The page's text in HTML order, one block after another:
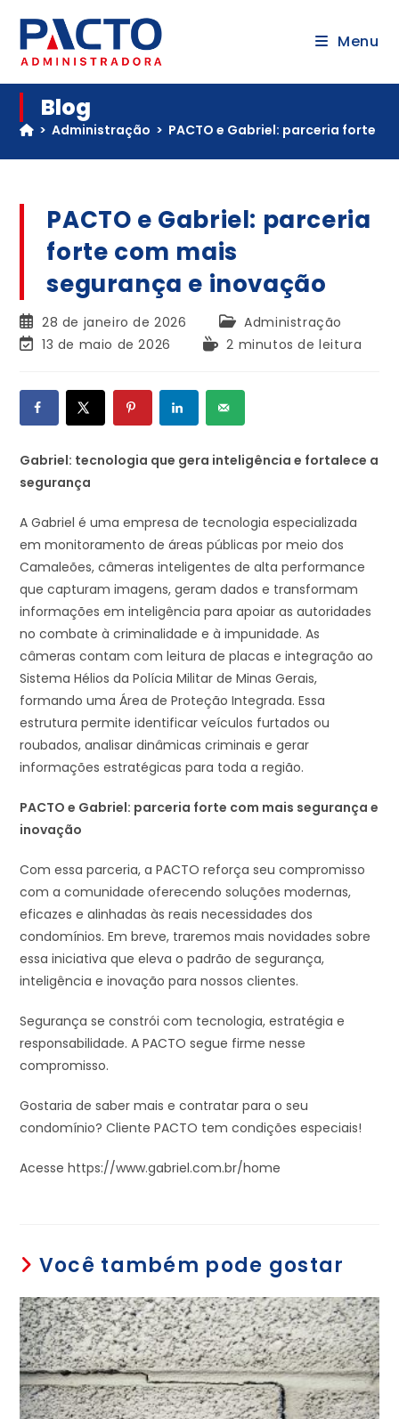
Menu
Blog
> Administração > PACTO e Gabriel: parceria forte
PACTO e Gabriel: parceria
forte com mais
segurança e inovação
28 de janeiro de 2026
Administração
13 de maio de 2026
2 minutos de leitura
Gabriel: tecnologia que gera inteligência e fortalece a
segurança
A Gabriel é uma empresa de tecnologia especializada
em monitoramento de áreas públicas por meio dos
Camaleões, câmeras inteligentes de alta performance
que capturam imagens, geram dados e transformam
informações em inteligência para apoiar as autoridades
no combate à criminalidade e à impunidade. As
câmeras contam com leitura de placas e integração ao
Sistema Hélios da Polícia Militar de Minas Gerais,
formando uma Área de Proteção Integrada. Essa
estrutura permite identificar veículos furtados ou
roubados, analisar dinâmicas criminais e gerar
informações estratégicas para toda a região.
PACTO e Gabriel: parceria forte com mais segurança e
inovação
Com essa parceria, a PACTO reforça seu compromisso
com a comunidade oferecendo soluções modernas,
eficazes e alinhadas às reais necessidades dos
condomínios. Em breve, traremos mais novidades sobre
essa iniciativa que eleva o padrão de segurança,
inteligência e inovação para nossos clientes.
Segurança se constrói com tecnologia, estratégia e
responsabilidade. A PACTO segue firme nesse
compromisso.
Gostaria de saber mais e contratar para o seu
condomínio? Cliente PACTO tem condições especiais!
Acesse https://www.gabriel.com.br/home
Você também pode gostar